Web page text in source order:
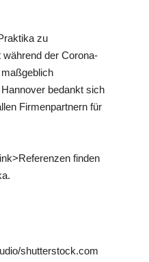
zu
der Corona-
bedankt sich
Firmenpartnern für
finden
shutterstock.com